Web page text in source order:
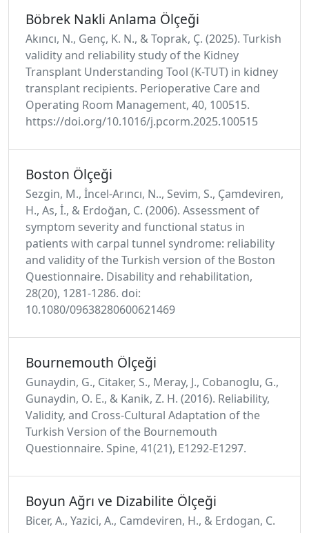
Böbrek Nakli Anlama Ölçeği
Akıncı, N., Genç, K. N., & Toprak, Ç. (2025). Turkish
validity and reliability study of the Kidney
Transplant Understanding Tool (K-TUT) in kidney
transplant recipients. Perioperative Care and
Operating Room Management, 40, 100515.
https://doi.org/10.1016/j.pcorm.2025.100515
Boston Ölçeği
Sezgin, M., İncel-Arıncı, N.., Sevim, S., Çamdeviren,
H., As, İ., & Erdoğan, C. (2006). Assessment of
symptom severity and functional status in
patients with carpal tunnel syndrome: reliability
and validity of the Turkish version of the Boston
Questionnaire. Disability and rehabilitation,
28(20), 1281-1286. doi:
10.1080/09638280600621469
Bournemouth Ölçeği
Gunaydin, G., Citaker, S., Meray, J., Cobanoglu, G.,
Gunaydin, O. E., & Kanik, Z. H. (2016). Reliability,
Validity, and Cross-Cultural Adaptation of the
Turkish Version of the Bournemouth
Questionnaire. Spine, 41(21), E1292-E1297.
Boyun Ağrı ve Dizabilite Ölçeği
Bicer, A., Yazici, A., Camdeviren, H., & Erdogan, C.